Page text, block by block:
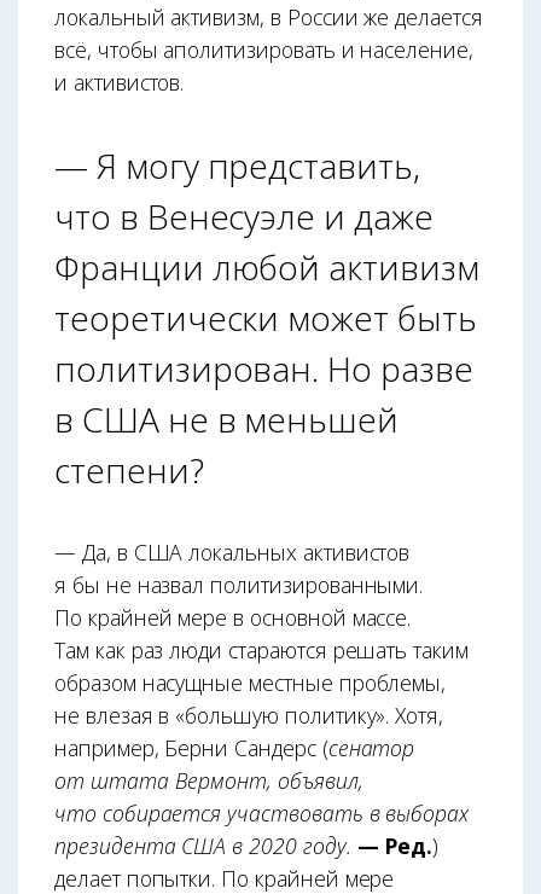
локальный активизм, в России же делается
всё, чтобы аполитизировать и население,
и активистов.
— Я могу представить,
что в Венесуэле и даже
Франции любой активизм
теоретически может быть
политизирован. Но разве
в США не в меньшей
степени?
— Да, в США локальных активистов
я бы не назвал политизированными.
По крайней мере в основной массе.
Там как раз люди стараются решать таким
образом насущные местные проблемы,
не влезая в «большую политику». Хотя,
например, Берни Сандерс (сенатор
от штата Вермонт, объявил,
что собирается участвовать в выборах
президента США в 2020 году. — Ред.)
делает попытки. По крайней мере